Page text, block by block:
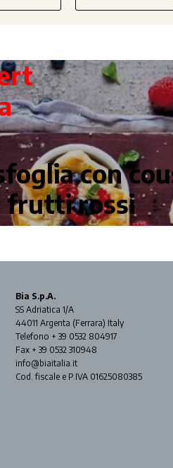
con
frutti rossi
Bia S.p.A.
SS Adriatica 1/A
44011 Argenta (Ferrara) Italy
Telefono + 39 0532 804917
Fax + 39 0532 310948
info@biaitalia.it
Cod. fiscale e P.IVA 01625080385